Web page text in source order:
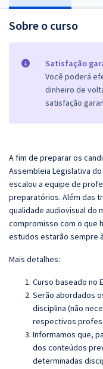
Sobre o curso
Satisfação
Você poderá
dinheiro de
satisfação
A fim de preparar os
Assembleia Legislativa
escalou a equipe de
preparatórios. Além das
qualidade audiovisual do
compromisso com o que
estudos estarão sempre
Mais detalhes:
Curso baseado no
Serão abordados
disciplina (não
respectivos
Informamos que,
dos conteúdos
determinadas